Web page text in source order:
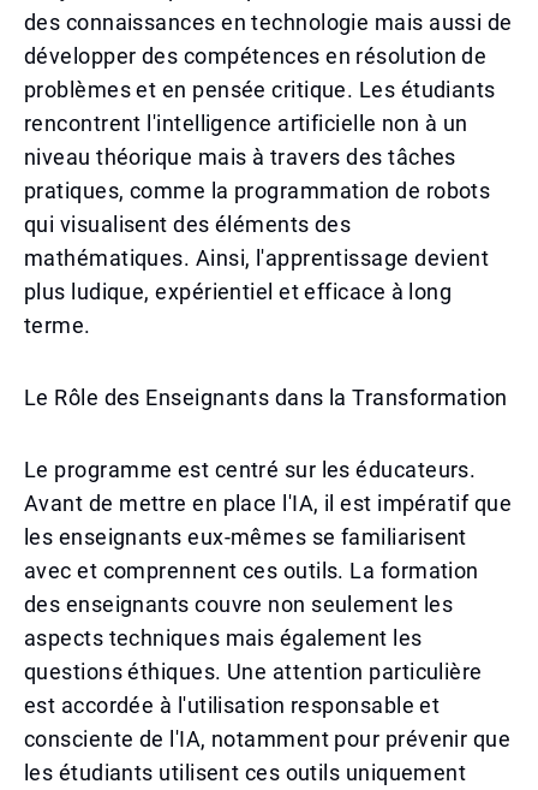
des connaissances en technologie mais aussi de
développer des compétences en résolution de
problèmes et en pensée critique. Les étudiants
rencontrent l'intelligence artificielle non à un
niveau théorique mais à travers des tâches
pratiques, comme la programmation de robots
qui visualisent des éléments des
mathématiques. Ainsi, l'apprentissage devient
plus ludique, expérientiel et efficace à long
terme.
Le Rôle des Enseignants dans la Transformation
Le programme est centré sur les éducateurs.
Avant de mettre en place l'IA, il est impératif que
les enseignants eux-mêmes se familiarisent
avec et comprennent ces outils. La formation
des enseignants couvre non seulement les
aspects techniques mais également les
questions éthiques. Une attention particulière
est accordée à l'utilisation responsable et
consciente de l'IA, notamment pour prévenir que
les étudiants utilisent ces outils uniquement